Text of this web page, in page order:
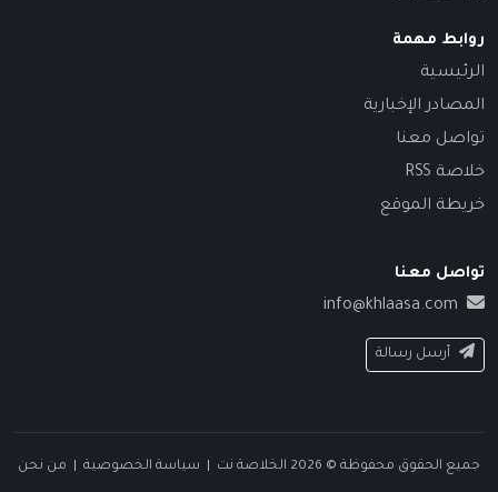
روابط مهمة
الرئيسية
المصادر الإخبارية
تواصل معنا
خلاصة RSS
خريطة الموقع
تواصل معنا
info@khlaasa.com
أرسل رسالة
جميع الحقوق محفوظة © 2026 الخلاصة نت | سياسة الخصوصية من نحن